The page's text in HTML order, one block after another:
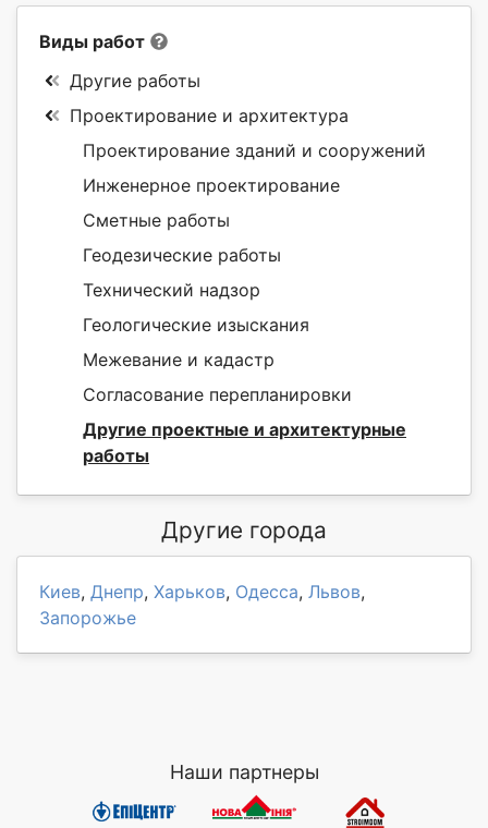
Виды работ
Другие работы
Проектирование и архитектура
Проектирование зданий и сооружений
Инженерное проектирование
Сметные работы
Геодезические работы
Технический надзор
Геологические изыскания
Межевание и кадастр
Согласование перепланировки
Другие проектные и архитектурные
работы
Другие города
Киев, Днепр, Харьков, Одесса, Львов,
Запорожье
Наши партнеры